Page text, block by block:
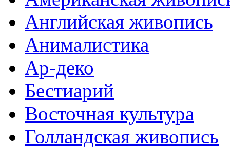
Английская живопись
Анималистика
Ар-деко
Бестиарий
Восточная культура
Голландская живопись